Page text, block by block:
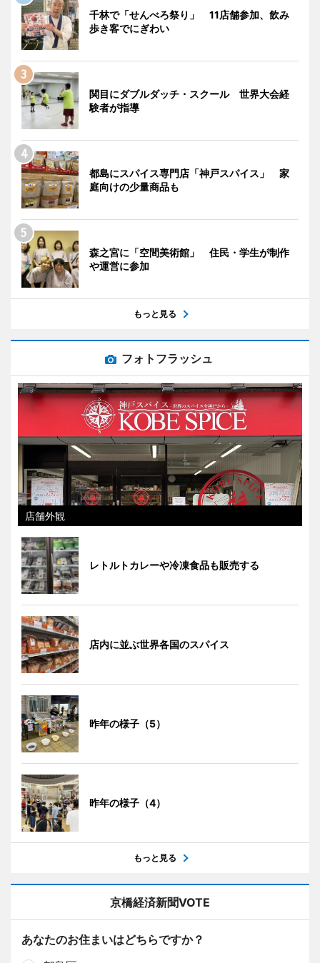
千林で「せんべろ祭り」 11店舗参加、飲み
歩き客でにぎわい
関目にダブルダッチ・スクール 世界大会経
験者が指導
都島にスパイス専門店「神戸スパイス」 家
庭向けの少量商品も
森之宮に「空間美術館」 住民・学生が制作
や運営に参加
もっと見る
フォトフラッシュ
店舗外観
レトルトカレーや冷凍食品も販売する
店内に並ぶ世界各国のスパイス
昨年の様子（5）
昨年の様子（4）
もっと見る
京橋経済新聞VOTE
あなたのお住まいはどちらですか？